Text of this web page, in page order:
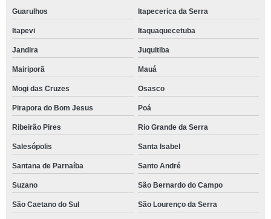
Guarulhos Itapecerica da Serra
Itapevi Itaquaquecetuba
Jandira Juquitiba
Mairiporã Mauá
Mogi das Cruzes Osasco
Pirapora do Bom Jesus Poá
Ribeirão Pires Rio Grande da Serra
Salesópolis Santa Isabel
Santana de Parnaíba Santo André
Suzano São Bernardo do Campo
São Caetano do Sul São Lourenço da Serra